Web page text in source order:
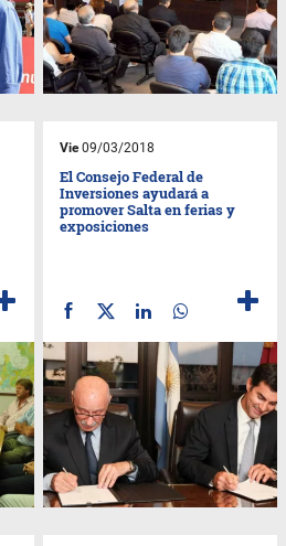
Vie09/03/2018
El Consejo Federal de
Inversiones ayudará a
promover Salta en ferias y
exposiciones